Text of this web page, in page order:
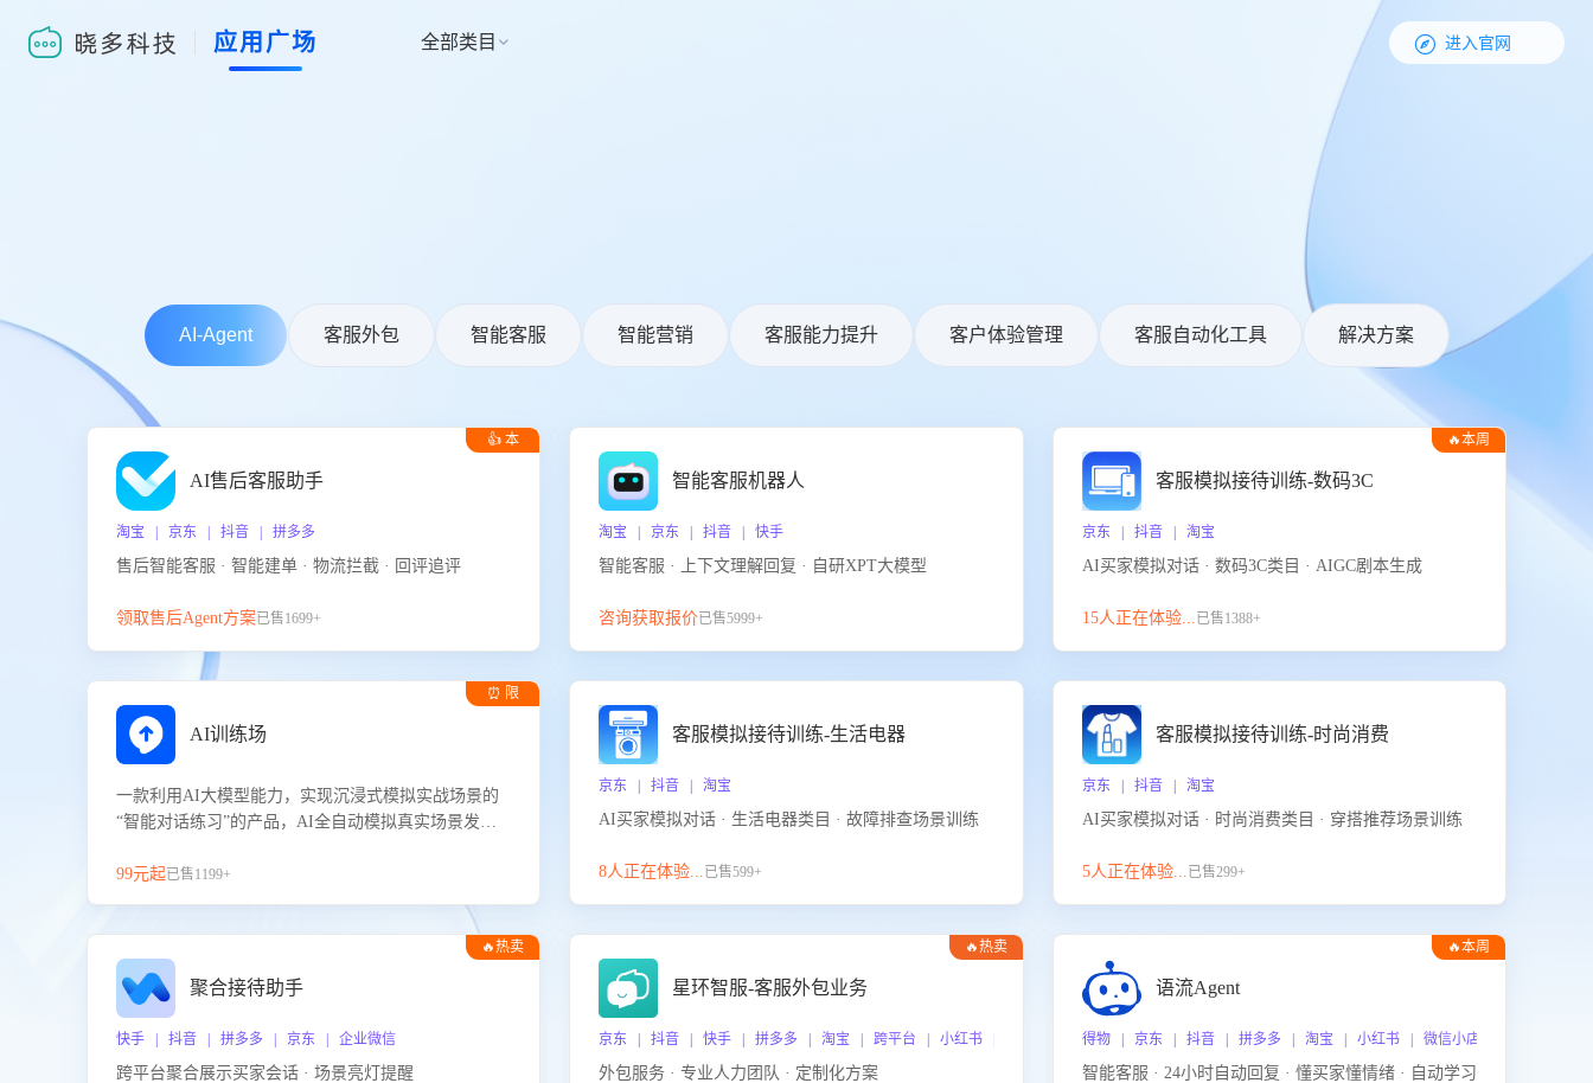
应用广场 全部类目   进入官网
AI-Agent 客服外包 智能客服 智能营销 客服能力提升 客户体验管理 客服自动化工具 解决方案
👍 本
AI售后客服助手
淘宝 | 京东 | 抖音 | 拼多多
售后智能客服 · 智能建单 · 物流拦截 · 回评追评
领取售后Agent方案已售1699+
智能客服机器人
淘宝 | 京东 | 抖音 | 快手
智能客服 · 上下文理解回复 · 自研XPT大模型
咨询获取报价已售5999+
🔥本周
客服模拟接待训练-数码3C
京东 | 抖音 | 淘宝
AI买家模拟对话 · 数码3C类目 · AIGC剧本生成
15人正在体验...已售1388+
⏰ 限
AI训练场
一款利用AI大模型能力，实现沉浸式模拟实战场景的
“智能对话练习”的产品，AI全自动模拟真实场景发生
提升客服团队的销服能力。
99元起已售1199+
客服模拟接待训练-生活电器
京东 | 抖音 | 淘宝
AI买家模拟对话 · 生活电器类目 · 故障排查场景训练
8人正在体验...已售599+
客服模拟接待训练-时尚消费
京东 | 抖音 | 淘宝
AI买家模拟对话 · 时尚消费类目 · 穿搭推荐场景训练
5人正在体验...已售299+
🔥热卖
聚合接待助手
快手 | 抖音 | 拼多多 | 京东 | 企业微信
跨平台聚合展示买家会话 · 场景亮灯提醒
🔥热卖
星环智服-客服外包业务
京东 | 抖音 | 快手 | 拼多多 | 淘宝 | 跨平台 | 小红书 | 得物 | 企业微信
外包服务 · 专业人力团队 · 定制化方案
🔥本周
语流Agent
得物 | 京东 | 抖音 | 拼多多 | 淘宝 | 小红书 | 微信小店 | 快手 | 唯品
智能客服 · 24小时自动回复 · 懂买家懂情绪 · 自动学习